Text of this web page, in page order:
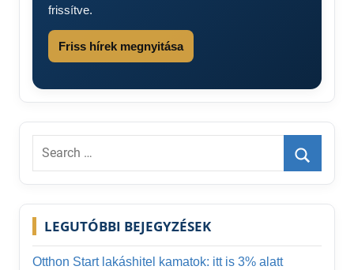
frissítve.
Friss hírek megnyitása
Search
Search
LEGUTÓBBI BEJEGYZÉSEK
Otthon Start lakáshitel kamatok: itt is 3% alatt